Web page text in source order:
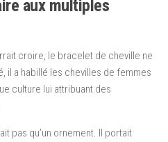
aux multiples
croire, le bracelet de cheville ne
il a habillé les chevilles de femmes
culture lui attribuant des
pas qu’un ornement. Il portait